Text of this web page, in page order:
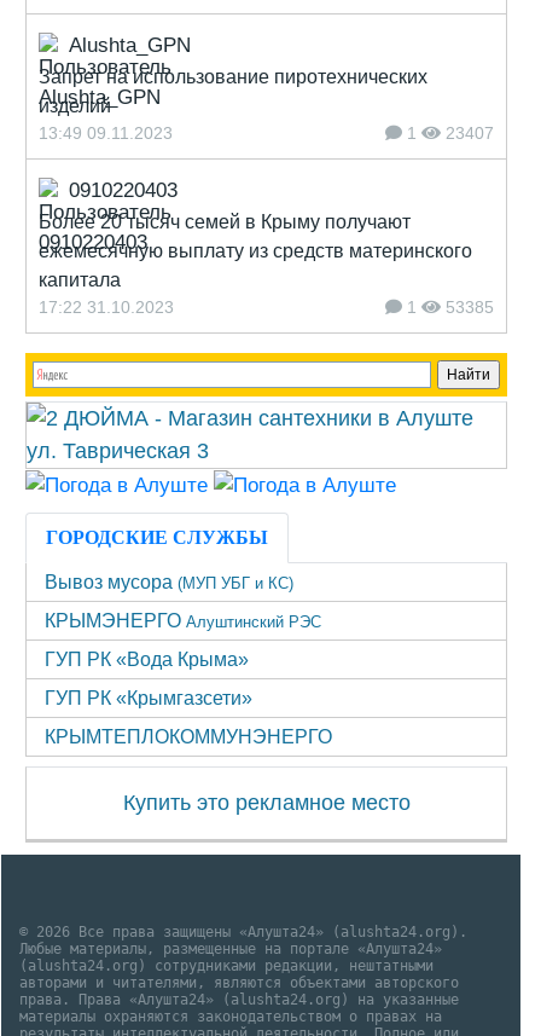
Alushta_GPN
Запрет на использование пиротехнических
изделий
13:49 09.11.2023 1 23407
0910220403
Более 20 тысяч семей в Крыму получают
ежемесячную выплату из средств материнского
капитала
17:22 31.10.2023 1 53385
ГОРОДСКИЕ СЛУЖБЫ
Вывоз мусора (МУП УБГ и КС)
КРЫМЭНЕРГО Алуштинский РЭС
ГУП РК «Вода Крыма»
ГУП РК «Крымгазсети»
КРЫМТЕПЛОКОММУНЭНЕРГО
Купить это рекламное место
© 2026 Все права защищены «Алушта24» (alushta24.org).
Любые материалы, размещенные на портале «Алушта24»
(alushta24.org) сотрудниками редакции, нештатными
авторами и читателями, являются объектами авторского
права. Права «Алушта24» (alushta24.org) на указанные
материалы охраняются законодательством о правах на